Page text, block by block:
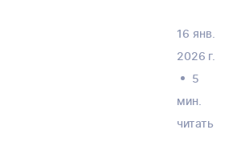
16 янв.
2026 г.
5
мин.
читать